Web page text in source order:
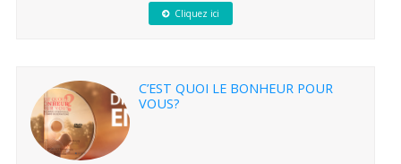
Cliquez ici
C’EST QUOI LE BONHEUR POUR
VOUS?